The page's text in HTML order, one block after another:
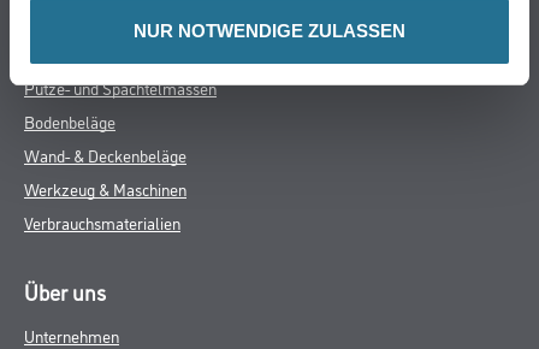
NUR NOTWENDIGE ZULASSEN
Putze- und Spachtelmassen
Bodenbeläge
Wand- & Deckenbeläge
Werkzeug & Maschinen
Verbrauchsmaterialien
Über uns
Unternehmen